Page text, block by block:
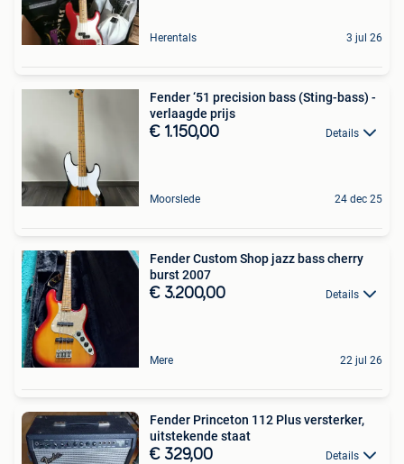
Herentals 3 jul 26
Fender ‘51 precision bass (Sting-bass) -
verlaagde prijs
€ 1.150,00 Details
Moorslede 24 dec 25
Fender Custom Shop jazz bass cherry
burst 2007
€ 3.200,00 Details
Mere 22 jul 26
Fender Princeton 112 Plus versterker,
uitstekende staat
€ 329,00 Details